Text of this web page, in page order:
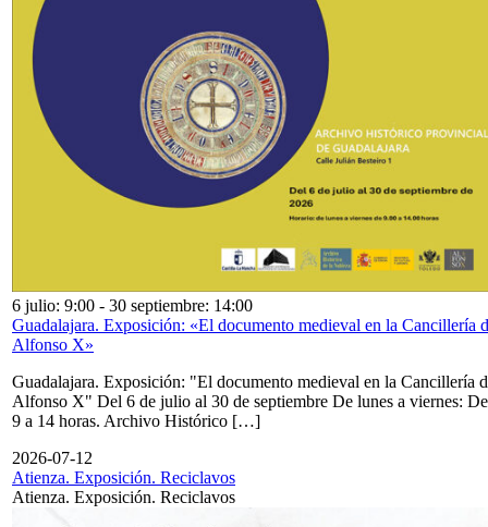
6 julio: 9:00 - 30 septiembre: 14:00
Guadalajara. Exposición: «El documento medieval en la Cancillería
Alfonso X»
Guadalajara. Exposición: "El documento medieval en la Cancillería
Alfonso X" Del 6 de julio al 30 de septiembre De lunes a viernes: De
9 a 14 horas. Archivo Histórico […]
2026-07-12
Atienza. Exposición. Reciclavos
Atienza. Exposición. Reciclavos